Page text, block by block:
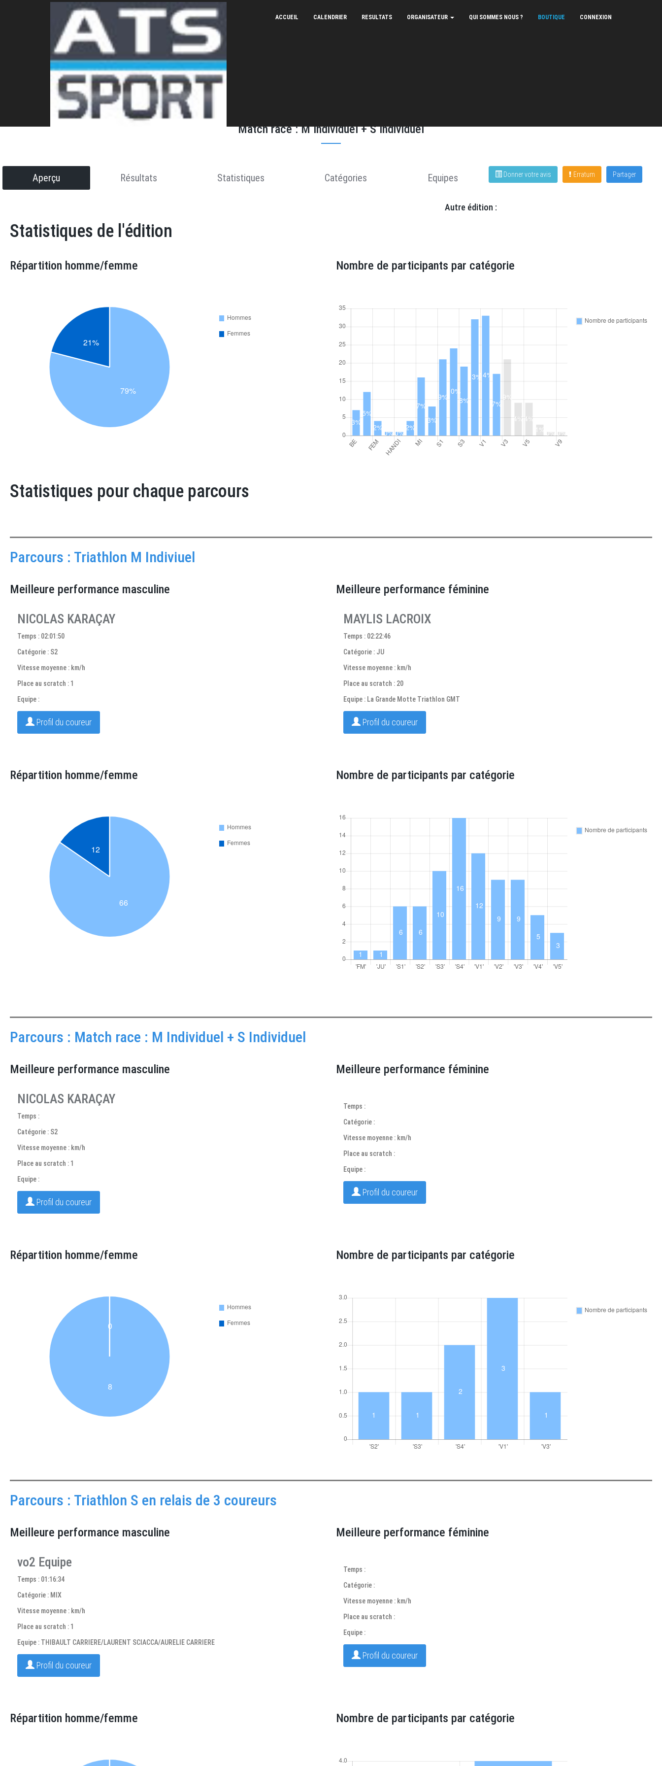
ACCUEIL CALENDRIER RESULTATS ORGANISATEUR QUI SOMMES NOUS ? BOUTIQUE CONNEXION
Match race : M Individuel + S Individuel
Partager
Erratum
Donner votre avis
Aperçu Résultats Statistiques Catégories Equipes
Autre édition :
Statistiques de l'édition
Répartition homme/femme Nombre de participants par catégorie
Statistiques pour chaque parcours
Parcours : Triathlon M Indiviuel
Meilleure performance masculine
NICOLAS KARAÇAY
Temps : 02:01:50
Catégorie : S2
Vitesse moyenne : km/h
Place au scratch : 1
Equipe :
Profil du coureur
Meilleure performance féminine
MAYLIS LACROIX
Temps : 02:22:46
Catégorie : JU
Vitesse moyenne : km/h
Place au scratch : 20
Equipe : La Grande Motte Triathlon GMT
Profil du coureur
Répartition homme/femme Nombre de participants par catégorie
Parcours : Match race : M Individuel + S Individuel
Meilleure performance masculine
NICOLAS KARAÇAY
Temps :
Catégorie : S2
Vitesse moyenne : km/h
Place au scratch : 1
Equipe :
Profil du coureur
Meilleure performance féminine
Temps :
Catégorie :
Vitesse moyenne : km/h
Place au scratch :
Equipe :
Profil du coureur
Répartition homme/femme Nombre de participants par catégorie
Parcours : Triathlon S en relais de 3 coureurs
Meilleure performance masculine
vo2 Equipe
Temps : 01:16:34
Catégorie : MIX
Vitesse moyenne : km/h
Place au scratch : 1
Equipe : THIBAULT CARRIERE/LAURENT SCIACCA/AURELIE CARRIERE
Profil du coureur
Meilleure performance féminine
Temps :
Catégorie :
Vitesse moyenne : km/h
Place au scratch :
Equipe :
Profil du coureur
Répartition homme/femme Nombre de participants par catégorie